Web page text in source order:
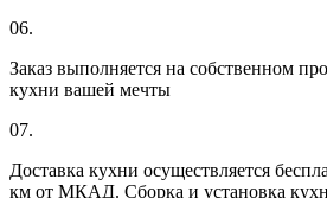
06.
Заказ выполняется на собственном
кухни вашей мечты
07.
Доставка кухни осуществляется
км от МКАД. Сборка и установка